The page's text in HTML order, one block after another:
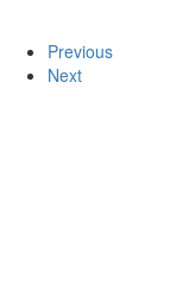
Previous
Next